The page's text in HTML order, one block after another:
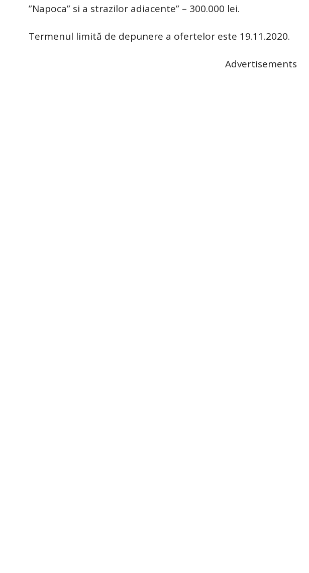
”Napoca” si a strazilor adiacente” – 300.000 lei.
Termenul limită de depunere a ofertelor este 19.11.2020.
Advertisements